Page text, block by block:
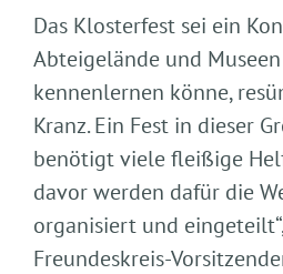
Das Klosterfest sei ein
Abteigelände und
kennenlernen könne,
Kranz. Ein Fest in dieser
benötigt viele fleißige
davor werden dafür die
organisiert und
Freundeskreis-